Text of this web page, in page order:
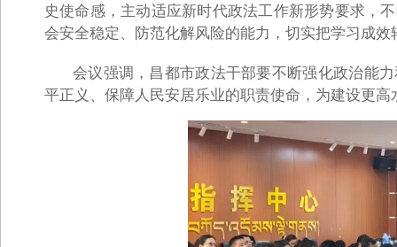
史使命感，主动适应新时代政法工作新形势要求，
会安全稳定、防范化解风险的能力，切实把学习成
会议强调，昌都市政法干部要不断强化政治能
平正义、保障人民安居乐业的职责使命，为建设更